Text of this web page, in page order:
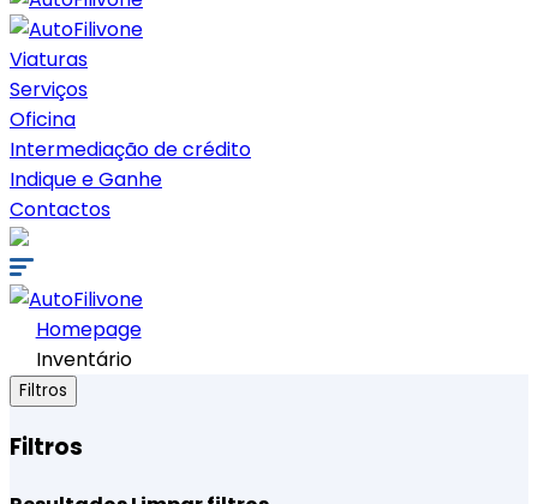
Viaturas
Serviços
Oficina
Intermediação de crédito
Indique e Ganhe
Contactos
Homepage
Inventário
Filtros
Filtros